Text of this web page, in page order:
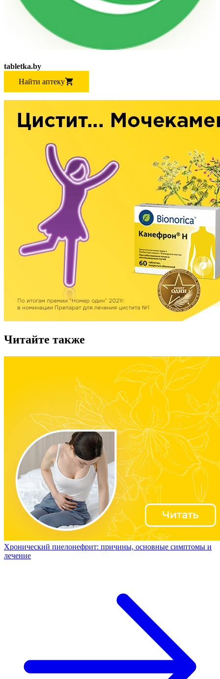
tabletka.by
Найти аптеку
Читайте также
Хронический пиелонефрит: причины, основные симптомы и
лечение